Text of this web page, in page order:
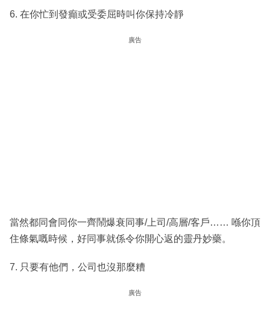
6. 在你忙到發癲或受委屈時叫你保持冷靜
廣告
當然都同會同你一齊鬧爆衰同事/上司/高層/客戶…… 喺你頂
住條氣嘅時候，好同事就係令你開心返的靈丹妙藥。
7. 只要有他們，公司也沒那麼糟
廣告